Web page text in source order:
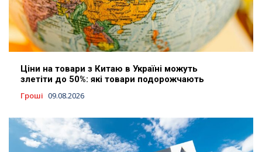
Ціни на товари з Китаю в Україні можуть
злетіти до 50%: які товари подорожчають
Гроші 09.08.2026